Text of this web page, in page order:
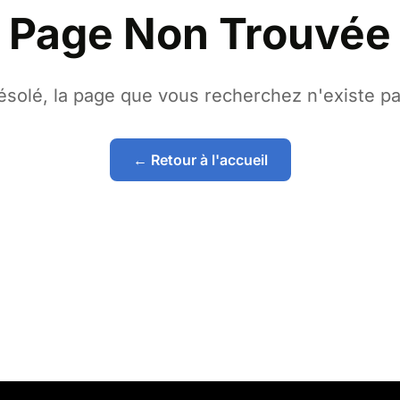
Page Non Trouvée
la page que vous recherchez n'existe
← Retour à l'accueil